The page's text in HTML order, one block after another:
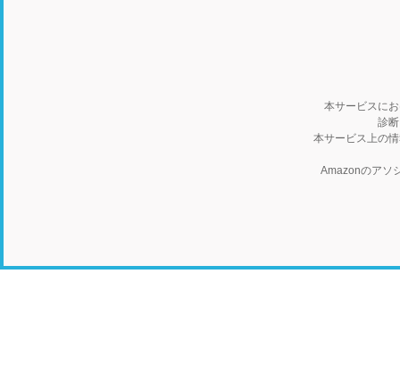
本サービスに
診
本サービス上の
Amazonのアソ